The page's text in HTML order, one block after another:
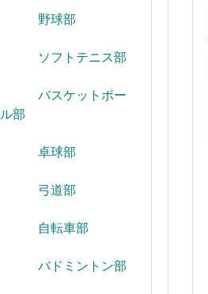
野球部
ソフトテニス部
バスケットボー
ル部
卓球部
弓道部
自転車部
バドミントン部